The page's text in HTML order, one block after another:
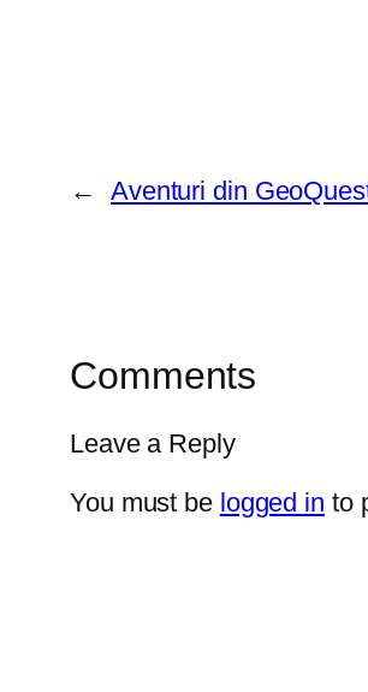
← Aventuri din
Comments
Leave a Reply
You must be logged in to